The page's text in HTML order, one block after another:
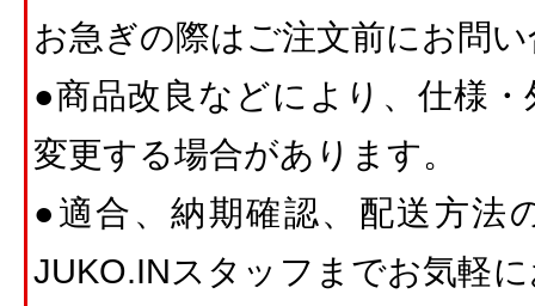
お急ぎの際はご注文前にお問
●商品改良などにより、仕様
変更する場合があります。
●適合、納期確認、配送方法
JUKO.INスタッフまでお気軽